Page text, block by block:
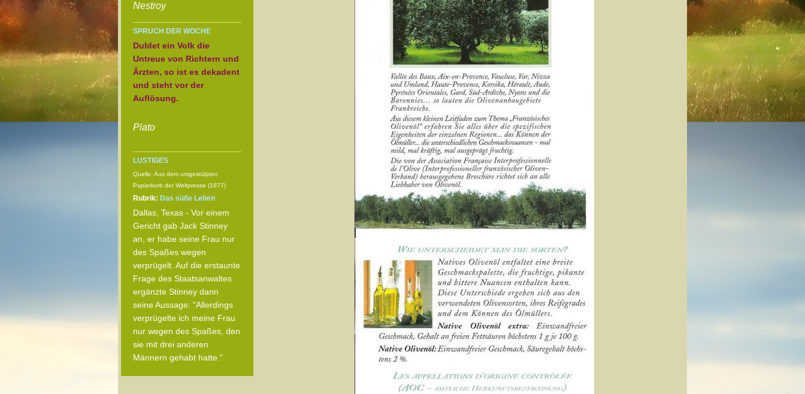
Nestroy
SPRUCH DER WOCHE
Duldet ein Volk die
Untreue von Richtern und
Ärzten, so ist es dekadent
und steht vor der
Auflösung.
Plato
LUSTIGES
Quelle: Aus dem umgestülpten
Papierkorb der Weltpresse (1977)
Rubrik: Das süße Leben
Dallas, Texas - Vor einem
Gericht gab Jack Stinney
an, er habe seine Frau nur
des Spaßes wegen
verprügelt. Auf die erstaunte
Frage des Staatsanwaltes
ergänzte Stinney dann
seine Aussage: "Allerdings
verprügelte ich meine Frau
nur wegen des Spaßes, den
sie mit drei anderen
Männern gehabt hatte."